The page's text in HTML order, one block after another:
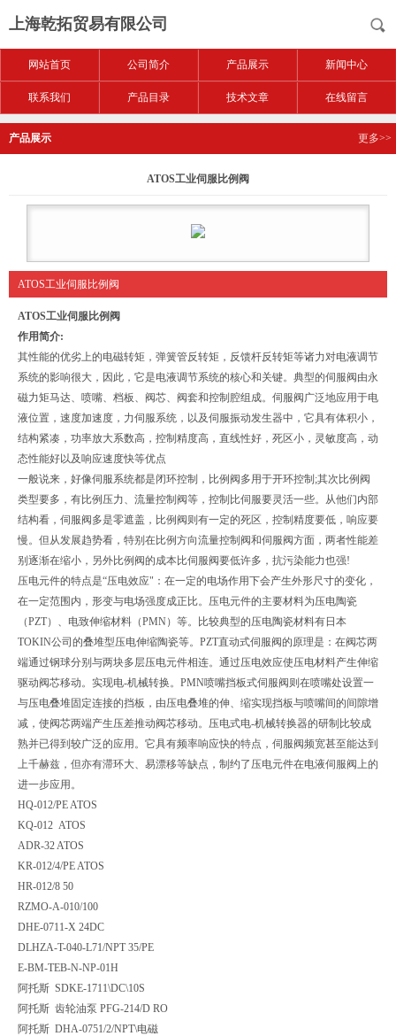
上海乾拓贸易有限公司
网站首页 公司简介 产品展示 新闻中心
联系我们 产品目录 技术文章 在线留言
产品展示 更多>>
ATOS工业伺服比例阀
ATOS工业伺服比例阀
ATOS工业伺服比例阀
作用简介:
其性能的优劣上的电磁转矩，弹簧管反转矩，反馈杆反转矩等诸力对电液调节
系统的影响很大，因此，它是电液调节系统的核心和关键。典型的伺服阀由永
磁力矩马达、喷嘴、档板、阀芯、阀套和控制腔组成。伺服阀广泛地应用于电
液位置，速度加速度，力伺服系统，以及伺服振动发生器中，它具有体积小，
结构紧凑，功率放大系数高，控制精度高，直线性好，死区小，灵敏度高，动
态性能好以及响应速度快等优点
一般说来，好像伺服系统都是闭环控制，比例阀多用于开环控制;其次比例阀
类型要多，有比例压力、流量控制阀等，控制比伺服要灵活一些。从他们内部
结构看，伺服阀多是零遮盖，比例阀则有一定的死区，控制精度要低，响应要
慢。但从发展趋势看，特别在比例方向流量控制阀和伺服阀方面，两者性能差
别逐渐在缩小，另外比例阀的成本比伺服阀要低许多，抗污染能力也强!
压电元件的特点是“压电效应"：在一定的电场作用下会产生外形尺寸的变化，
在一定范围内，形变与电场强度成正比。压电元件的主要材料为压电陶瓷
（PZT）、电致伸缩材料（PMN）等。比较典型的压电陶瓷材料有日本
TOKIN公司的叠堆型压电伸缩陶瓷等。PZT直动式伺服阀的原理是：在阀芯两
端通过钢球分别与两块多层压电元件相连。通过压电效应使压电材料产生伸缩
驱动阀芯移动。实现电-机械转换。PMN喷嘴挡板式伺服阀则在喷嘴处设置一
与压电叠堆固定连接的挡板，由压电叠堆的伸、缩实现挡板与喷嘴间的间隙增
减，使阀芯两端产生压差推动阀芯移动。压电式电-机械转换器的研制比较成
熟并已得到较广泛的应用。它具有频率响应快的特点，伺服阀频宽甚至能达到
上千赫兹，但亦有滞环大、易漂移等缺点，制约了压电元件在电液伺服阀上的
进一步应用。
HQ-012/PE ATOS
KQ-012 ATOS
ADR-32 ATOS
KR-012/4/PE ATOS
HR-012/8 50
RZMO-A-010/100
DHE-0711-X 24DC
DLHZA-T-040-L71/NPT 35/PE
E-BM-TEB-N-NP-01H
阿托斯 SDKE-1711\DC\10S
阿托斯 齿轮油泵 PFG-214/D RO
阿托斯 DHA-0751/2/NPT\电磁